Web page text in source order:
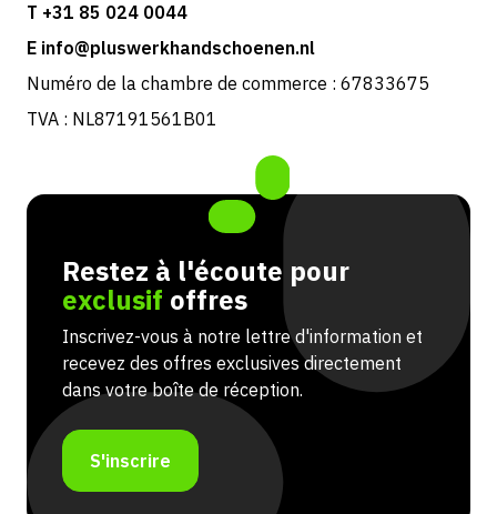
T +31 85 024 0044
E info@pluswerkhandschoenen.nl
Numéro de la chambre de commerce : 67833675
TVA : NL87191561B01
Restez à l'écoute pour
exclusif offres
Inscrivez-vous à notre lettre d'information et
recevez des offres exclusives directement
dans votre boîte de réception.
S'inscrire